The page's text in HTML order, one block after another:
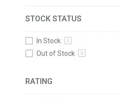
STOCK STATUS
In Stock 0
Out of Stock 0
RATING